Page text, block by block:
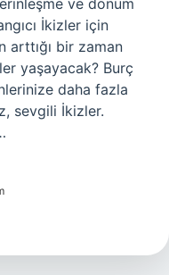
ve dönüm
İkizler için
arttığı bir zaman
yaşayacak? Burç
daha fazla
sevgili İkizler.